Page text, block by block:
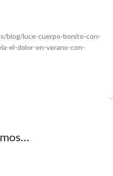
blog/luce-cuerpo-bonito-con-
el-dolor-en-verano-con-